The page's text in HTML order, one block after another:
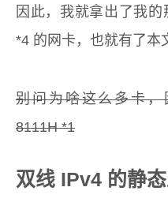
因此，我就拿出了我
*4 的网卡，也就有了本
别问为啥这么多卡
8111H *1
双线 IPv4 的静